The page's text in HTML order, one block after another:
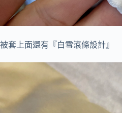
被套上面還有『白雪滾條設計』